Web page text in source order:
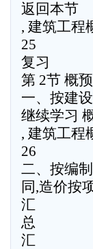
返回本节
, 建筑工程
25
复习
第 2节 概
一、按建
继续学习
, 建筑工程
26
二、按编
同,造价按
汇
总
汇